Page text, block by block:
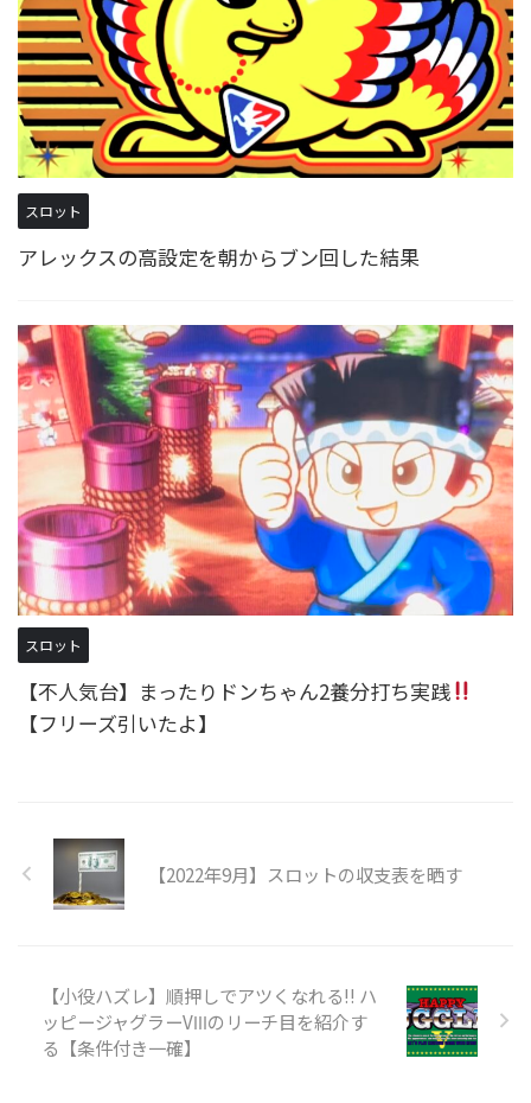
スロット
アレックスの高設定を朝からブン回した結果
スロット
【不人気台】まったりドンちゃん2養分打ち実践
【フリーズ引いたよ】
【2022年9月】スロットの収支表を晒す
【小役ハズレ】順押しでアツくなれる!! ハ
ッピージャグラーVⅢのリーチ目を紹介す
る【条件付き一確】